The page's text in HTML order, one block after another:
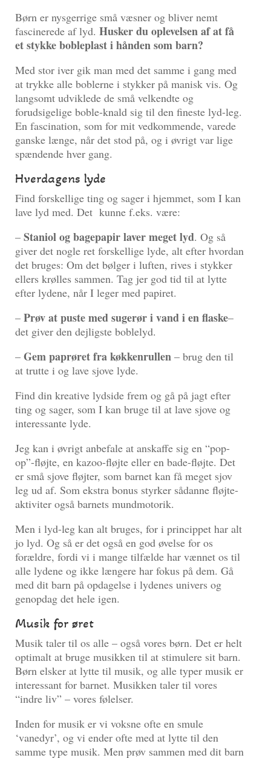
Børn er nysgerrige små væsner og bliver nemt
fascinerede af lyd. Husker du oplevelsen af at få
et stykke bobleplast i hånden som barn?
Med stor iver gik man med det samme i gang med
at trykke alle boblerne i stykker på manisk vis. Og
langsomt udviklede de små velkendte og
forudsigelige boble-knald sig til den fineste lyd-leg.
En fascination, som for mit vedkommende, varede
ganske længe, når det stod på, og i øvrigt var lige
spændende hver gang.
Hverdagens lyde
Find forskellige ting og sager i hjemmet, som I kan
lave lyd med. Det kunne f.eks. være:
– Staniol og bagepapir laver meget lyd. Og så
giver det nogle ret forskellige lyde, alt efter hvordan
det bruges: Om det bølger i luften, rives i stykker
ellers krølles sammen. Tag jer god tid til at lytte
efter lydene, når I leger med papiret.
– Prøv at puste med sugerør i vand i en flaske–
det giver den dejligste boblelyd.
– Gem paprøret fra køkkenrullen– brug den til
at trutte i og lave sjove lyde.
Find din kreative lydside frem og gå på jagt efter
ting og sager, som I kan bruge til at lave sjove og
interessante lyde.
Jeg kan i øvrigt anbefale at anskaffe sig en “pop-
op”-fløjte, en kazoo-fløjte eller en bade-fløjte. Det
er små sjove fløjter, som barnet kan få meget sjov
leg ud af. Som ekstra bonus styrker sådanne fløjte-
aktiviter også barnets mundmotorik.
Men i lyd-leg kan alt bruges, for i princippet har alt
jo lyd. Og så er det også en god øvelse for os
forældre, fordi vi i mange tilfælde har vænnet os til
alle lydene og ikke længere har fokus på dem. Gå
med dit barn på opdagelse i lydenes univers og
genopdag det hele igen.
Musik for øret
Musik taler til os alle – også vores børn. Det er helt
optimalt at bruge musikken til at stimulere sit barn.
Børn elsker at lytte til musik, og alle typer musik er
interessant for barnet. Musikken taler til vores
“indre liv” – vores følelser.
Inden for musik er vi voksne ofte en smule
‘vanedyr’, og vi ender ofte med at lytte til den
samme type musik. Men prøv sammen med dit barn